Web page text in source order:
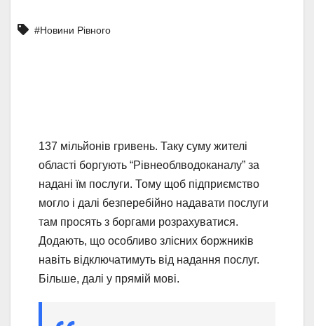
#Новини Рівного
137 мільйонів гривень. Таку суму жителі
області боргують “Рівнеоблводоканалу” за
надані їм послуги. Тому щоб підприємство
могло і далі безперебійно надавати послуги
там просять з боргами розрахуватися.
Додають, що особливо злісних боржників
навіть відключатимуть від надання послуг.
Більше, далі у прямій мові.